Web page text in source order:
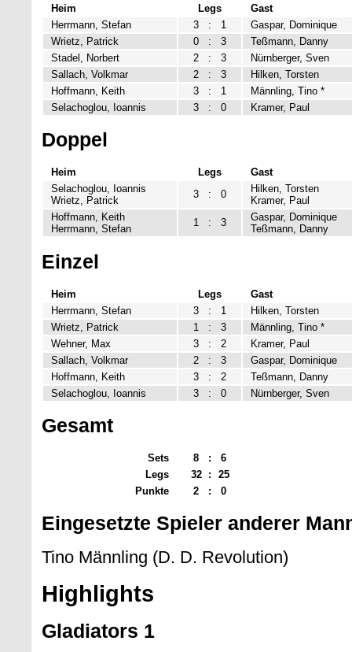
Heim Legs
Gast
Herrmann, Stefan
3 : 1
Gaspar, Dominique
Wrietz, Patrick
0 : 3
Teßmann, Danny
Stadel, Norbert
2 : 3
Nürnberger, Sven
Sallach, Volkmar
2 : 3
Hilken, Torsten
Hoffmann, Keith
3 : 1
Männling, Tino *
Selachoglou, Ioannis
3 : 0 Kramer, Paul
Doppel
Heim Legs
Gast
Selachoglou, Ioannis
Wrietz, Patrick
3 : 0
Hilken, Torsten
Kramer, Paul
Hoffmann, Keith
Herrmann, Stefan
1 : 3
Gaspar, Dominique
Teßmann, Danny
Einzel
Heim Legs
Gast
Herrmann, Stefan
3 : 1
Hilken, Torsten
Wrietz, Patrick
1 : 3
Männling, Tino *
Wehner, Max
3 : 2
Kramer, Paul
Sallach, Volkmar
2 : 3
Gaspar, Dominique
Hoffmann, Keith
3 : 2
Teßmann, Danny
Selachoglou, Ioannis
3 : 0 Nürnberger, Sven
Gesamt
Sets 8 :
6
Legs
32 :
25
Punkte
2 : 0
Eingesetzte Spieler anderer
Tino Männling (D. D. Revolution)
Highlights
Gladiators 1